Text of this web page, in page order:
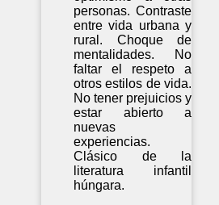
personas. Contraste
entre vida urbana y
rural. Choque de
mentalidades. No
faltar el respeto a
otros estilos de vida.
No tener prejuicios y
estar abierto a
nuevas
experiencias.
Clásico de la
literatura infantil
húngara.